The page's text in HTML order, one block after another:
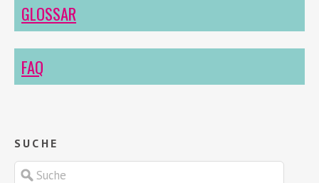
GLOSSAR
FAQ
SUCHE